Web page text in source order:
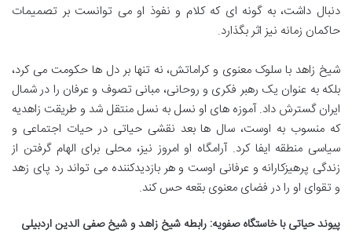
دنبال داشت، به گونه ای که کلام و نفوذ او می توانست بر تصمیمات
حاکمان زمانه نیز اثر بگذارد.
شیخ زاهد با سلوک معنوی و کراماتش، نه تنها بر دل ها حکومت می کرد،
بلکه به عنوان یک رهبر فکری و روحانی، مبانی تصوف و عرفان را در شمال
ایران گسترش داد. آموزه های او نسل به نسل منتقل شد و طریقت زاهدیه
که منسوب به اوست، سال ها بعد نقشی حیاتی در حیات اجتماعی و
سیاسی منطقه ایفا کرد. آرامگاه او امروز نیز، محلی برای الهام گرفتن از
زندگی پرهیزکارانه و عرفانی اوست و هر بازدیدکننده می تواند رد پای زهد
و تقوای او را در فضای معنوی بقعه حس کند.
پیوند حیاتی با خاستگاه صفویه: رابطه شیخ زاهد و شیخ صفی الدین اردبیلی